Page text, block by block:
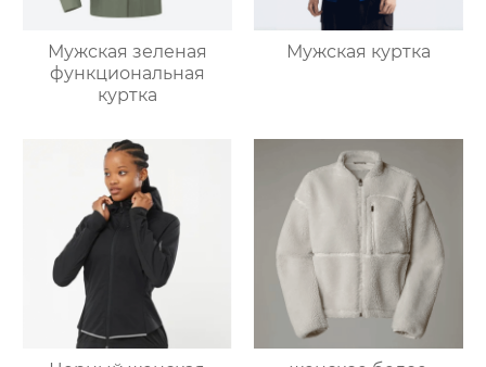
Мужская зеленая
функциональная
куртка
Мужская куртка